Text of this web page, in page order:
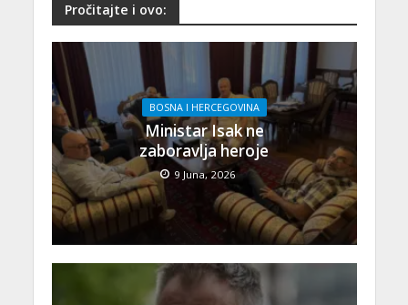
Pročitajte i ovo:
BOSNA I HERCEGOVINA
Ministar Isak ne
zaboravlja heroje
9 Juna, 2026